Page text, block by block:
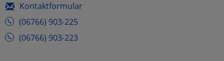
Kontaktformular
(06766) 903-225
(06766) 903-223